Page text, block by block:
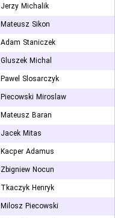
Jerzy Michalik
Mateusz Sikon
Adam Staniczek
Gluszek Michal
Pawel Slosarczyk
Piecowski Miroslaw
Mateusz Baran
Jacek Mitas
Kacper Adamus
Zbigniew Nocun
Tkaczyk Henryk
Milosz Piecowski